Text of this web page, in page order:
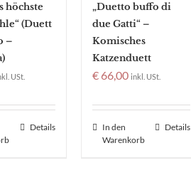
höchste
(Duett
–
USt.
Details
„Duetto buffo di
due Gatti“ –
Komisches
Katzenduett
€66,00 inkl. USt.
In den
Warenkorb
Details